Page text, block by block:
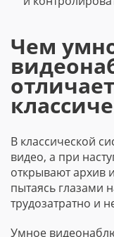
Чем
В классической
видео, а при
открывают архив
пытаясь глазами
трудозатратно и
Умное